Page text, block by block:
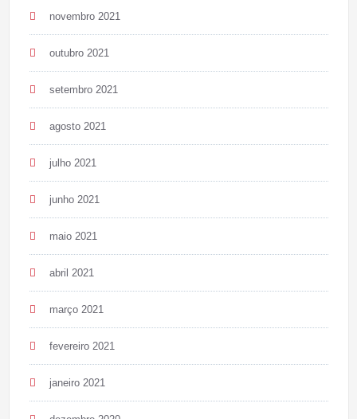
novembro 2021
outubro 2021
setembro 2021
agosto 2021
julho 2021
junho 2021
maio 2021
abril 2021
março 2021
fevereiro 2021
janeiro 2021